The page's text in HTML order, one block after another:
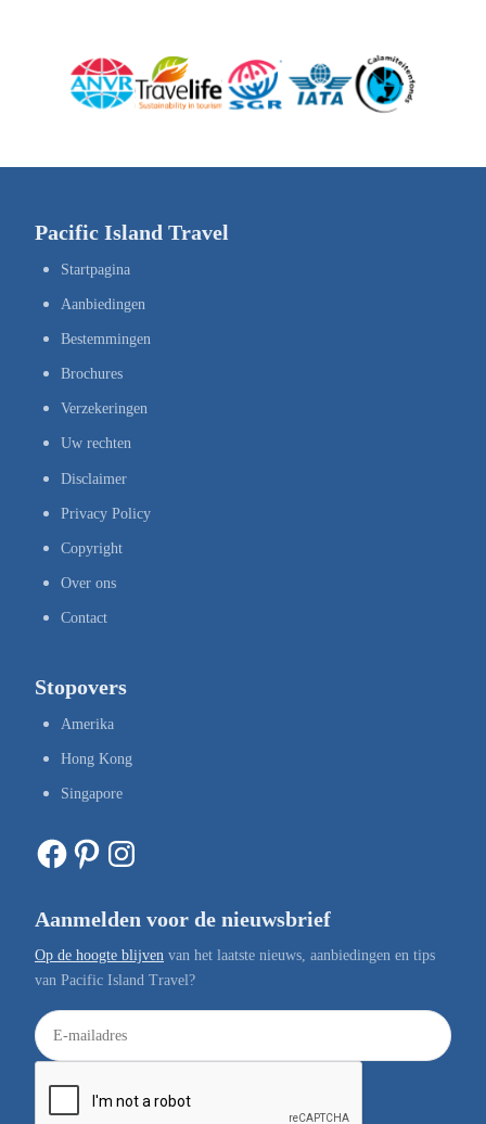
Pacific Island Travel
Startpagina
Aanbiedingen
Bestemmingen
Brochures
Verzekeringen
Uw rechten
Disclaimer
Privacy Policy
Copyright
Over ons
Contact
Stopovers
Amerika
Hong Kong
Singapore
Facebook Pinterest Instagram
Aanmelden voor de nieuwsbrief
Op de hoogte blijven van het laatste nieuws, aanbiedingen en tips
van Pacific Island Travel?
E
-